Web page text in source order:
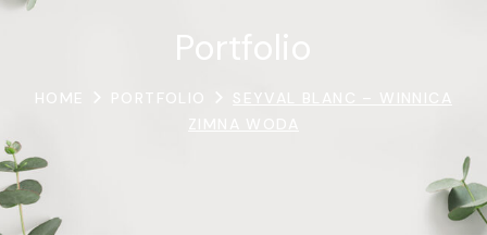
Portfolio
HOME PORTFOLIO
SEYVAL BLANC – WINNICA